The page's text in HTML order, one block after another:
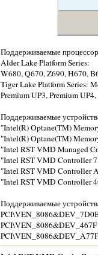
Поддерживаемые
Alder Lake Platform Series:
W680, Q670, Z690, H670,
Tiger Lake Platform Series:
Premium UP3, Premium
Поддерживаемые
"Intel(R) Optane(TM)
"Intel(R) Optane(TM)
"Intel RST VMD Managed
"Intel RST VMD Controller
"Intel RST VMD Controller
"Intel RST VMD Controller
Поддерживаемые
PCI\VEN_8086&DEV_467F
PCI\VEN_8086&DEV_A77F